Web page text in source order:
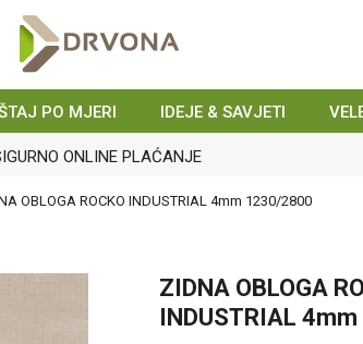
PO MJERI IDEJE & SAVJETI
ONLINE PLAĆANJE
OBLOGA ROCKO INDUSTRIAL 4mm 1230/2800
ZIDNA OBLOGA
INDUSTRIAL